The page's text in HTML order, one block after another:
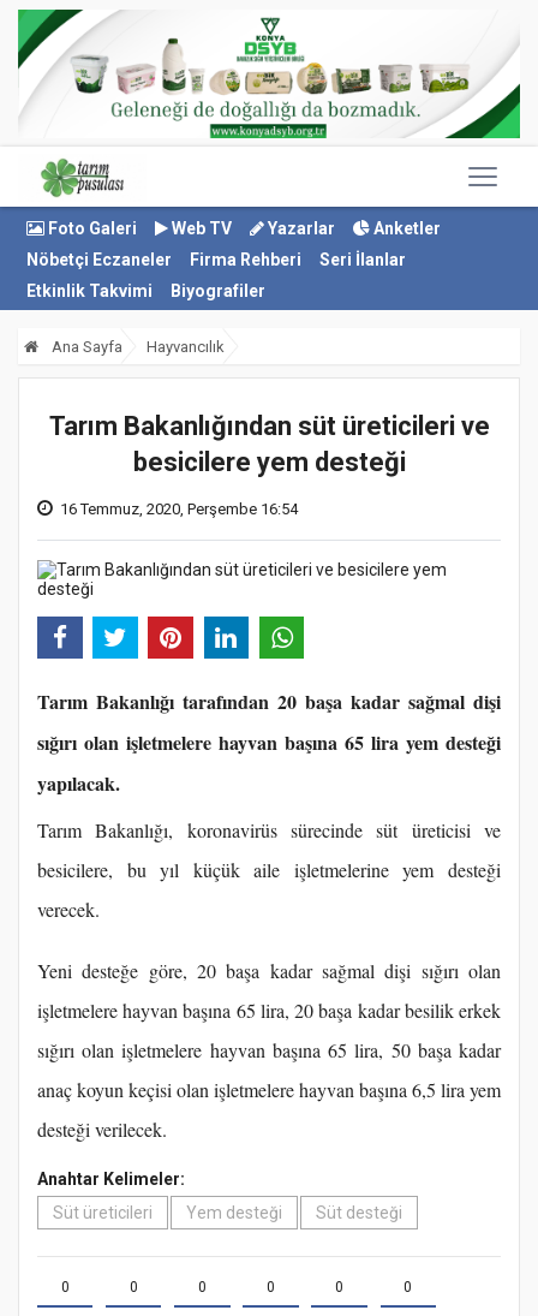
Foto Galeri Web TV Yazarlar
Anketler
Nöbetçi Eczaneler
Firma Rehberi
Seri İlanlar
Etkinlik Takvimi
Biyografiler
Ana Sayfa Hayvancılık
Tarım Bakanlığından süt üreticileri ve
besicilere yem desteği
16 Temmuz, 2020, Perşembe 16:54
Tarım Bakanlığı tarafından 20 başa kadar sağmal dişi
sığırı olan işletmelere hayvan başına 65 lira yem desteği
yapılacak.
Tarım Bakanlığı, koronavirüs sürecinde süt üreticisi ve
besicilere, bu yıl küçük aile işletmelerine yem desteği
verecek.
Yeni desteğe göre, 20 başa kadar sağmal dişi sığırı olan
işletmelere hayvan başına 65 lira, 20 başa kadar besilik erkek
sığırı olan işletmelere hayvan başına 65 lira, 50 başa kadar
anaç koyun keçisi olan işletmelere hayvan başına 6,5 lira yem
desteği verilecek.
Anahtar Kelimeler:
Süt üreticileri
Yem desteği Süt desteği
0 0 0 0 0 0